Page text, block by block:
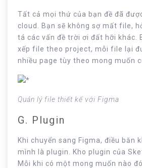
Tất cả mọi thứ của bạn đề đã
cloud. Bạn sẽ không sợ mất file,
tá các vấn đề trời ơi đất hỡi khác.
xếp file theo project, mỗi file lại
nhiều page tùy theo mong muốn
Quản lý file thiết kế với Figma
G. Plugin
Khi chuyển sang Figma, điều băn
mình là plugin. Kho plugin của
Mỗi khi có một mong muốn nào